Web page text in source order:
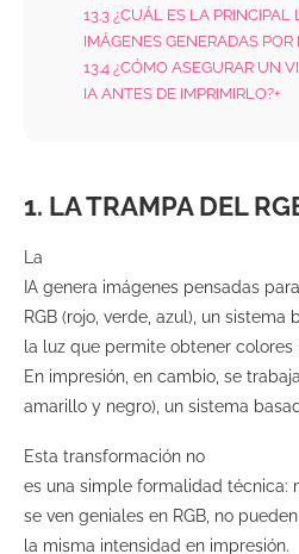
13.3¿CUÁL ES LA PRINCIPAL
IMÁGENES GENERADAS POR
13.4¿CÓMO ASEGURAR UN
IA ANTES DE IMPRIMIRLO?+
1. LA TRAMPA DEL
La
IA genera imágenes pensadas
RGB (rojo, verde, azul), un sistema
la luz que permite obtener
En impresión, en cambio, se
amarillo y negro), un sistema
Esta transformación no
es una simple formalidad técnica:
se ven geniales en RGB, no
la misma intensidad en impresión.